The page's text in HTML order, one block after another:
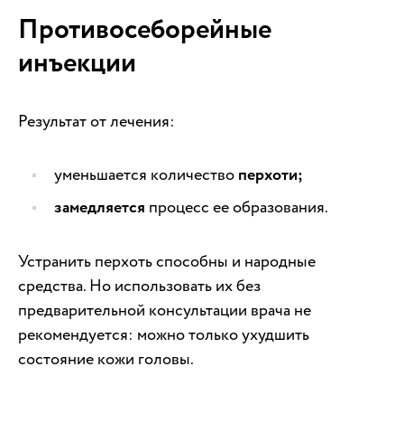
Противосеборейные
инъекции
Результат от лечения:
уменьшается количество перхоти;
замедляется процесс ее образования.
Устранить перхоть способны и народные
средства. Но использовать их без
предварительной консультации врача не
рекомендуется: можно только ухудшить
состояние кожи головы.